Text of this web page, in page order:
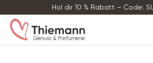
Hol dir 10 % Rabatt – Code: